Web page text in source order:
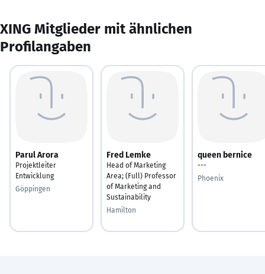
XING Mitglieder mit ähnlichen
Profilangaben
Parul Arora
Projektleiter
Entwicklung
Göppingen
Fred Lemke
Head of Marketing
Area; (Full) Professor
of Marketing and
Sustainability
Hamilton
queen bernice
---
Phoenix